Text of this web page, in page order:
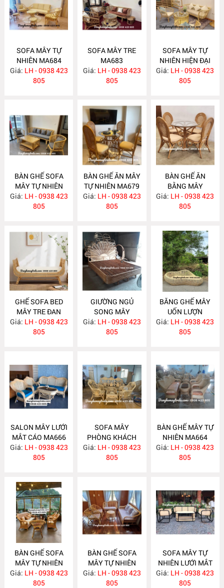
SOFA MÂY TỰ
NHIÊN MA684
Giá: LH - 0938 423
805
SOFA MÂY TRE
MA683
Giá: LH - 0938 423
805
SOFA MÂY TỰ
NHIÊN HIỆN ĐẠI
MA682
Giá: LH - 0938 423
805
BÀN GHẾ SOFA
MÂY TỰ NHIÊN
MA681
Giá: LH - 0938 423
805
BÀN GHẾ ĂN MÂY
TỰ NHIÊN MA679
Giá: LH - 0938 423
805
BÀN GHẾ ĂN
BẰNG MÂY
MA678
Giá: LH - 0938 423
805
GHẾ SOFA BED
MÂY TRE ĐAN
MA671
Giá: LH - 0938 423
805
GIƯỜNG NGỦ
SONG MÂY
MA670
Giá: LH - 0938 423
805
BĂNG GHẾ MÂY
UỐN LƯỢN
MA667
Giá: LH - 0938 423
805
SALON MÂY LƯỚI
MẮT CÁO MA666
Giá: LH - 0938 423
805
SOFA MÂY
PHÒNG KHÁCH
MA665
Giá: LH - 0938 423
805
BÀN GHẾ MÂY TỰ
NHIÊN MA664
Giá: LH - 0938 423
805
BÀN GHẾ SOFA
MÂY TỰ NHIÊN
MA663
Giá: LH - 0938 423
805
BÀN GHẾ SOFA
MÂY TỰ NHIÊN
MA657
Giá: LH - 0938 423
805
SOFA MÂY TỰ
NHIÊN LƯỚI MẮT
CÁO MA656
Giá: LH - 0938 423
805